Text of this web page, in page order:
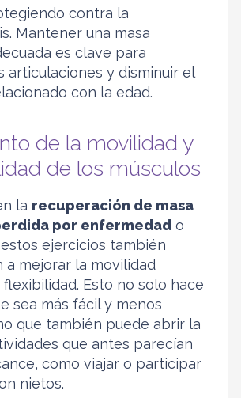
contra la
Mantener una masa
es clave para
articulaciones y disminuir el
con la edad.
de la movilidad y
de los músculos
la recuperación de masa
por enfermedad o
ejercicios también
a mejorar la movilidad
Esto no solo hace
sea más fácil y menos
que también puede abrir la
que antes parecían
como viajar o participar
nietos.